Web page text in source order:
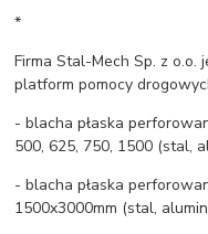
*
Firma Stal-Mech Sp. z o.o.
platform pomocy
- blacha płaska
500, 625, 750, 1500 (stal,
- blacha płaska
1500x3000mm (stal,